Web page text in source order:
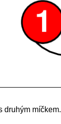
druhým míčkem.